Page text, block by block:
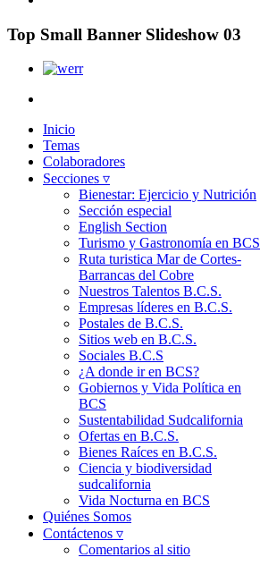
Top Small Banner Slideshow 03
Inicio
Temas
Colaboradores
Secciones ▿
Bienestar: Ejercicio y Nutrición
Sección especial
English Section
Turismo y Gastronomía en BCS
Ruta turistica Mar de Cortes-
Barrancas del Cobre
Nuestros Talentos B.C.S.
Empresas líderes en B.C.S.
Postales de B.C.S.
Sitios web en B.C.S.
Sociales B.C.S
¿A donde ir en BCS?
Gobiernos y Vida Política en
BCS
Sustentabilidad Sudcalifornia
Ofertas en B.C.S.
Bienes Raíces en B.C.S.
Ciencia y biodiversidad
sudcalifornia
Vida Nocturna en BCS
Quiénes Somos
Contáctenos ▿
Comentarios al sitio